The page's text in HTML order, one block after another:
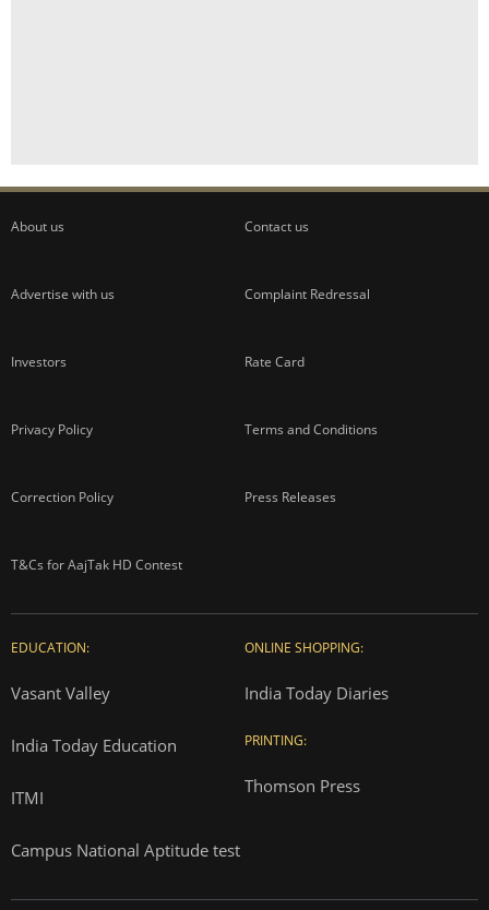
About us Contact us
Advertise with us Complaint Redressal
Investors Rate Card
Privacy Policy Terms and Conditions
Correction Policy Press Releases
T&Cs for AajTak HD Contest
EDUCATION:
Vasant Valley
India Today Education
ITMI
Campus National Aptitude test
ONLINE SHOPPING:
India Today Diaries
PRINTING:
Thomson Press